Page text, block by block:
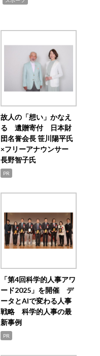
故人の「想い」かなえ
る 遺贈寄付 日本財
団名誉会長 笹川陽平氏
×フリーアナウンサー
長野智子氏
PR
「第4回科学的人事アワ
ード2025」を開催 デ
ータとAIで変わる人事
戦略 科学的人事の最
新事例
PR